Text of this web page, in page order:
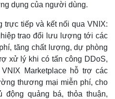
dụng của người dùng.
trực tiếp và kết nối qua VNIX:
trao đổi lưu lượng tới các
tăng chất lượng, dự phòng
xử lý khi có tấn công DDoS,
Marketplace hỗ trợ các
thương mại miễn phí, cho
động quảng bá, thỏa thuận,